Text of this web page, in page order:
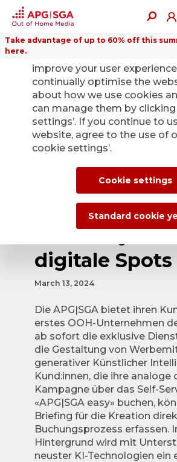
Take advantage of up to 60% off this
here.
Back
APG|SGA
Service für KI-
generierte
Plakatsujets
digitale Spots
March 13, 2024
Die APG|SGA bietet ihren
erstes OOH-Unternehmen
ab sofort die exklusive
die Gestaltung von
generativer Künstlicher
Kund:innen, die ihre analoge
Kampagne über das Self-
«APG|SGA easy» buchen,
Briefing für die Kreation
Buchungsprozess erfassen.
Hintergrund wird mit
neuster KI-Technologien ein
improve your user
continually optimise the
about how we use cookies
can manage them by clicking
settings’. If you continue to
website, agree to the use of
cookie settings’.
Cookie settings
Standard cookie